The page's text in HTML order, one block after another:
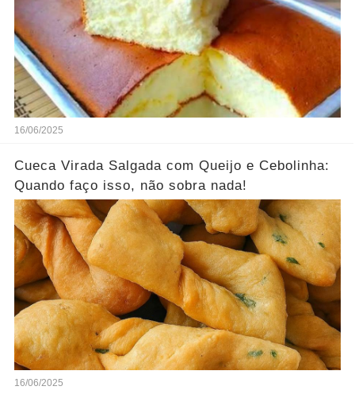
16/06/2025
Cueca Virada Salgada com Queijo e Cebolinha:
Quando faço isso, não sobra nada!
16/06/2025